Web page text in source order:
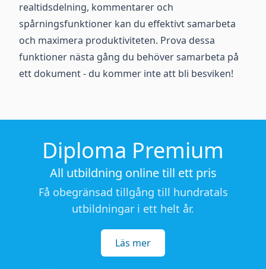
realtidsdelning, kommentarer och
spårningsfunktioner kan du effektivt samarbeta
och maximera produktiviteten. Prova dessa
funktioner nästa gång du behöver samarbeta på
ett dokument - du kommer inte att bli besviken!
Diploma Premium
All utbildning online till ett pris
Få obegränsad tillgång till hundratals
utbildningar i ett helt år.
Läs mer